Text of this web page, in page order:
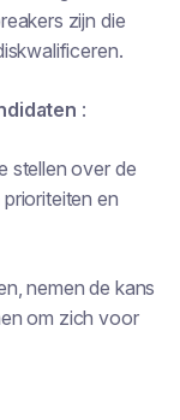
zijn die
:
stellen over de
en
nemen de kans
om zich voor